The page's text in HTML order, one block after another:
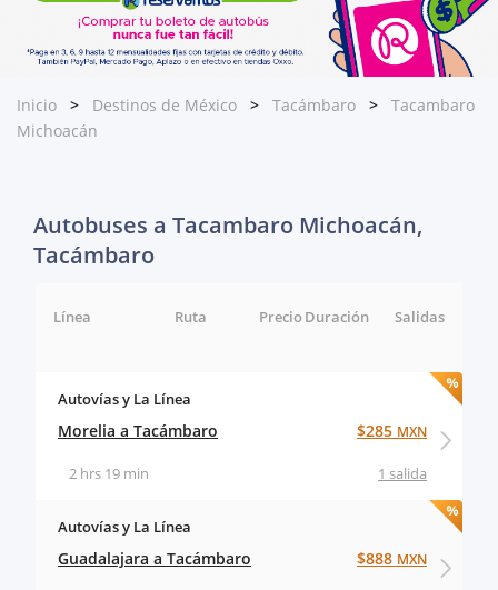
Inicio Destinos de México Tacámbaro
Tacambaro
Michoacán
Autobuses a Tacambaro Michoacán,
Tacámbaro
Línea Ruta Salidas
Duración
Precio
Autovías y La Línea
Morelia a Tacámbaro
1 salida
2 hrs 19 min
$285 MXN
Autovías y La Línea
Guadalajara a Tacámbaro $888 MXN